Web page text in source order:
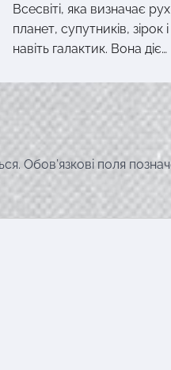
Всесвіті, яка визначає рух
планет, супутників, зірок і
навіть галактик. Вона діє…
Обов’язкові поля